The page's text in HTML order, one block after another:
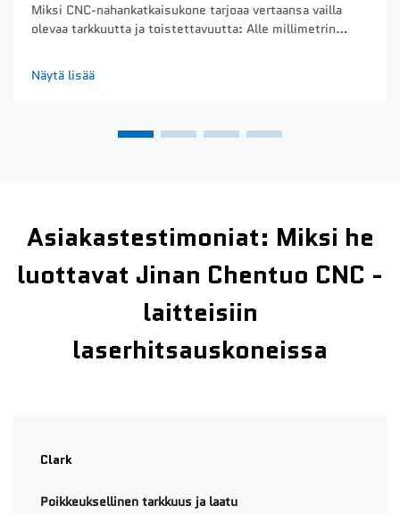
Miksi CNC-nahankatkaisukone tarjoaa vertaansa vailla
olevaa tarkkuutta ja toistettavuutta: Alle millimetrin
nahankatkaisukoneet saavuttavat noin 0,1 mm:n
tarkkuuden joka kerta, kun ne leikkaavat tuotantosarjoja...
Näytä lisää
Asiakastestimoniat: Miksi he
luottavat Jinan Chentuo CNC -
laitteisiin
laserhitsauskoneissa
Clark
Poikkeuksellinen tarkkuus ja laatu